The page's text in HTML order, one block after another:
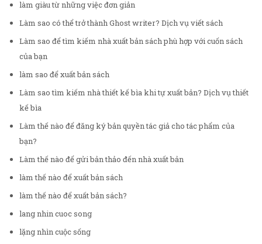
làm giàu từ những việc đơn giản
Làm sao có thể trở thành Ghost writer? Dịch vụ viết sách
Làm sao để tìm kiếm nhà xuất bản sách phù hợp với cuốn sách
của bạn
làm sao để xuất bản sách
Làm sao tìm kiếm nhà thiết kế bìa khi tự xuất bản? Dịch vụ thiết
kế bìa
Làm thế nào để đăng ký bản quyền tác giả cho tác phẩm của
bạn?
Làm thế nào để gửi bản thảo đến nhà xuất bản
làm thế nào để xuất bản sách
làm thế nào để xuất bản sách?
lang nhin cuoc song
lặng nhìn cuộc sống